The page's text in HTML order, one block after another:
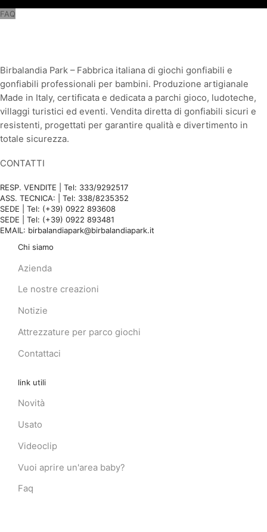
FAQ
Birbalandia Park – Fabbrica italiana di giochi gonfiabili e
gonfiabili professionali per bambini. Produzione artigianale
Made in Italy, certificata e dedicata a parchi gioco, ludoteche,
villaggi turistici ed eventi. Vendita diretta di gonfiabili sicuri e
resistenti, progettati per garantire qualità e divertimento in
totale sicurezza.
CONTATTI
RESP. VENDITE | Tel: 333/9292517
ASS. TECNICA: | Tel: 338/8235352
SEDE | Tel: (+39) 0922 893608
SEDE | Tel: (+39) 0922 893481
EMAIL: birbalandiapark@birbalandiapark.it
Chi siamo
Azienda
Le nostre creazioni
Notizie
Attrezzature per parco giochi
Contattaci
link utili
Novità
Usato
Videoclip
Vuoi aprire un'area baby?
Faq